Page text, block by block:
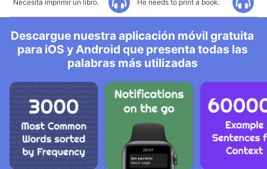
Necesita imprimir un libro. He needs to print a book.
Descargue nuestra aplicación móvil gratuita
para iOS y Android que presenta todas las
palabras más utilizadas